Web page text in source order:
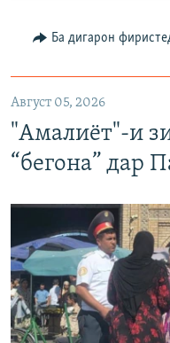
Ба дигарон
Август 05, 2026
"Амалиёт"-и
“бегона” дар